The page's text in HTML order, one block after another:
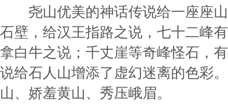
尧山优美的神话传说给一座座山
石壁，给汉王指路之说，七十二峰
拿白牛之说；千丈崖等奇峰怪石，
说给石人山增添了虚幻迷离的色彩
山、娇羞黄山、秀压峨眉。